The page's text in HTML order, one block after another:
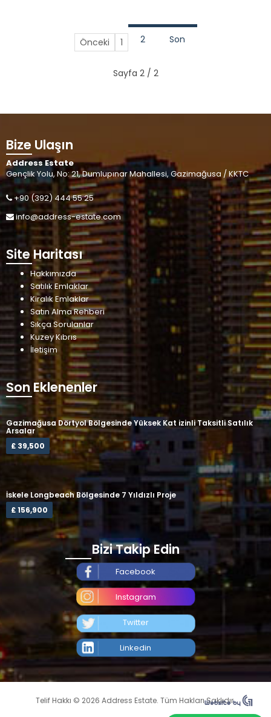
Önceki 1 2 Son
Sayfa 2 / 2
Bize Ulaşın
Address Estate
Gençlik Yolu, No: 21, Dumlupınar Mahallesi, Gazimağusa / KKTC
+90 (392) 444 55 25
info@address-estate.com
Site Haritası
Hakkımızda
Satılık Emlaklar
Kiralık Emlaklar
Satın Alma Rehberi
Sıkça Sorulanlar
Kuzey Kıbrıs
İletişim
Son Eklenenler
Gazimağusa Dörtyol Bölgesinde Yüksek Kat izinli Taksitli Satılık
Arsalar
£ 39,500
İskele Longbeach Bölgesinde 7 Yıldızlı Proje
£ 156,900
Bizi Takip Edin
Facebook
Instagram
Twitter
Linkedin
Telif Hakkı © 2026 Address Estate. Tüm Hakları Saklıdır.